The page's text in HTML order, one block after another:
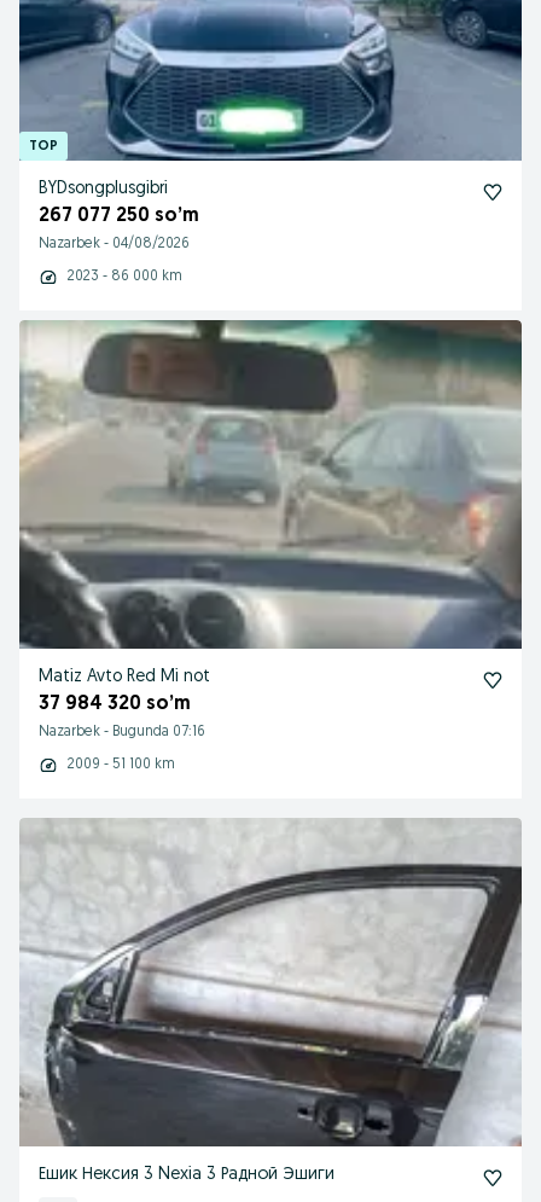
BYDsongplusgibri
267 077 250 so’m
Nazarbek - 04/08/2026
2023 - 86 000 km
Matiz Avto Red Mi not
37 984 320 so’m
Nazarbek - Bugunda 07:16
2009 - 51 100 km
Ешик Нексия 3 Nexia 3 Радной Эшиги